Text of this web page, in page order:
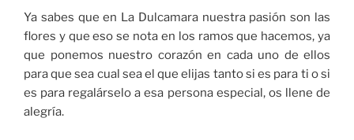
Ya sabes que en La Dulcamara nuestra pasión son las
flores y que eso se nota en los ramos que hacemos, ya
que ponemos nuestro corazón en cada uno de ellos
para que sea cual sea el que elijas tanto si es para ti o si
es para regalárselo a esa persona especial, os llene de
alegría.